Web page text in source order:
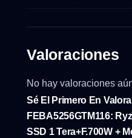
Valoraciones
No hay valoraciones
Sé El Primero En
FEBA5256GTM116:
SSD 1 Tera+F.700W +